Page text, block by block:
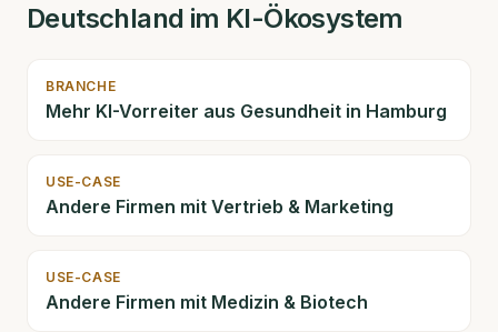
Deutschland im KI-Ökosystem
BRANCHE
Mehr KI-Vorreiter aus Gesundheit in Hamburg
USE-CASE
Andere Firmen mit Vertrieb & Marketing
USE-CASE
Andere Firmen mit Medizin & Biotech